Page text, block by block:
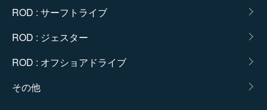
ROD : サーフトライブ
ROD : ジェスター
ROD : オフショアドライブ
その他